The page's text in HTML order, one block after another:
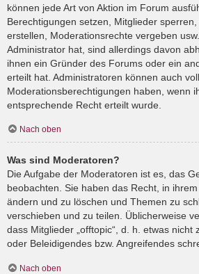
können jede Art von Aktion im Forum
Berechtigungen setzen, Mitglieder
erstellen, Moderationsrechte vergeben
Administrator hat, sind allerdings davon
ihnen ein Gründer des Forums oder ein
erteilt hat. Administratoren können auch
Moderationsberechtigungen haben, wenn
entsprechende Recht erteilt wurde.
Nach oben
Was sind Moderatoren?
Die Aufgabe der Moderatoren ist es, das
beobachten. Sie haben das Recht, in
ändern und zu löschen und Themen zu
verschieben und zu teilen. Üblicherweise
dass Mitglieder „offtopic“, d. h. etwas nicht
oder Beleidigendes bzw. Angreifendes
Nach oben